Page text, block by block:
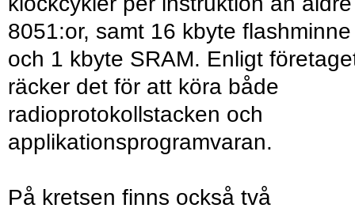
8051:or, samt 16 kbyte flashminne
och 1 kbyte SRAM. Enligt
räcker det för att köra både
radioprotokollstacken och
applikationsprogramvaran.
På kretsen finns också två